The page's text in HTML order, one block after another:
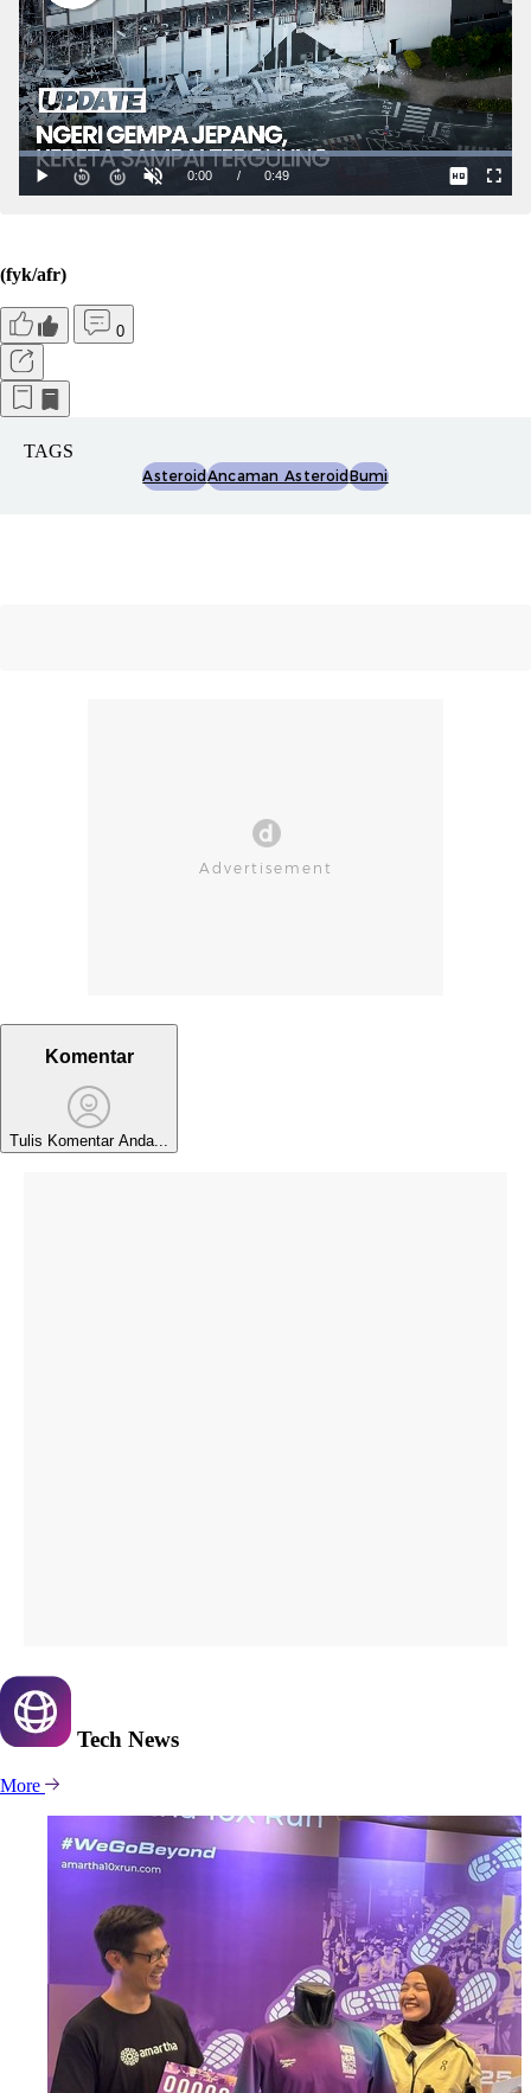
(fyk/afr)
0
TAGS
AsteroidAncaman AsteroidBumi
Komentar
Tulis Komentar Anda...
Tech News
More